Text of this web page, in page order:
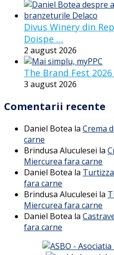
Divus Winery din
Doispe …
2 august 2026
The Brand Fest
3 august 2026
Comentarii recente
Daniel Botea la Crema
carne
Brindusa Aluculesei la
Miercurea fara carne
Daniel Botea la
fara carne
Brindusa Aluculesei la
Miercurea fara carne
Daniel Botea la
fara carne